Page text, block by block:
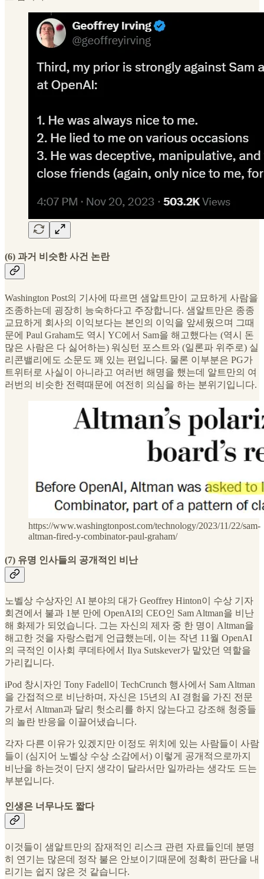
(6) 과거 비슷한 사건 논란
Washington Post의 기사에 따르면 샘알트만이 교묘하게 사람을
조종하는데 굉장히 능숙하다고 주장합니다. 샘알트만은 종종
교묘하게 회사의 이익보다는 본인의 이익을 앞세웠으며 그때
문에 Paul Graham도 역시 YC에서 Sam을 해고했다는 (역시 돈
많은 사람은 다 싫어하는) 워싱턴 포스트와 (일론파 위주로) 실
리콘밸리에도 소문도 꽤 있는 편입니다. 물론 이부분은 PG가
트위터로 사실이 아니라고 여러번 해명을 했는데 알트만의 여
러번의 비슷한 전력때문에 여전히 의심을 하는 분위기입니다.
https://www.washingtonpost.com/technology/2023/11/22/sam-
altman-fired-y-combinator-paul-graham/
(7) 유명 인사들의 공개적인 비난
노벨상 수상자인 AI 분야의 대가 Geoffrey Hinton이 수상 기자
회견에서 불과 1분 만에 OpenAI의 CEO인 Sam Altman을 비난
해 화제가 되었습니다. 그는 자신의 제자 중 한 명이 Altman을
해고한 것을 자랑스럽게 언급했는데, 이는 작년 11월 OpenAI
의 극적인 이사회 쿠데타에서 Ilya Sutskever가 맡았던 역할을
가리킵니다.
iPod 창시자인 Tony Fadell이 TechCrunch 행사에서 Sam Altman
을 간접적으로 비난하며, 자신은 15년의 AI 경험을 가진 전문
가로서 Altman과 달리 헛소리를 하지 않는다고 강조해 청중들
의 놀란 반응을 이끌어냈습니다.
각자 다른 이유가 있겠지만 이정도 위치에 있는 사람들이 사람
들이 (심지어 노벨상 수상 소감에서) 이렇게 공개적으로까지
비난을 하는것이 단지 생각이 달라서만 일까라는 생각도 드는
부분입니다.
인생은 너무나도 짧다
이것들이 샘알트만의 잠재적인 리스크 관련 자료들인데 분명
히 연기는 많은데 정작 불은 안보이기때문에 정확히 판단을 내
리기는 쉽지 않은 것 같습니다.